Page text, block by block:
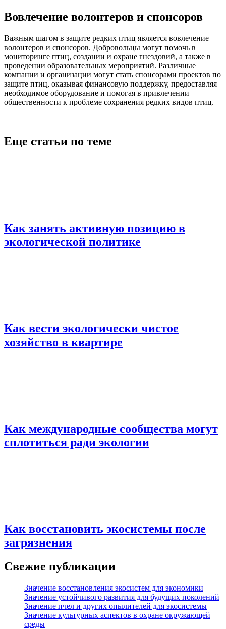
Вовлечение волонтеров и спонсоров
Важным шагом в защите редких птиц является вовлечение
волонтеров и спонсоров. Добровольцы могут помочь в
мониторинге птиц, создании и охране гнездовий, а также в
проведении образовательных мероприятий. Различные
компании и организации могут стать спонсорами проектов по
защите птиц, оказывая финансовую поддержку, предоставляя
необходимое оборудование и помогая в привлечении
общественности к проблеме сохранения редких видов птиц.
Еще статьи по теме
Как занять активную позицию в
экологической политике
Как вести экологически чистое
хозяйство в квартире
Как международные сообщества могут
сплотиться ради экологии
Как восстановить экосистемы после
загрязнения
Свежие публикации
Значение восстановления экосистем для экономики
Значение устойчивого развития для будущих поколений
Значение пчел и других опылителей для экосистемы
Значение культурных аспектов в охране окружающей
среды